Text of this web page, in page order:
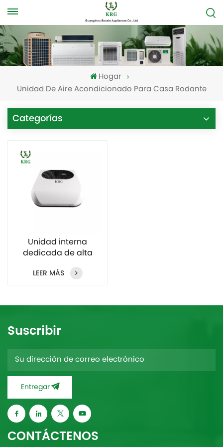
Hogar
Unidad De Aire Acondicionado Para Casa Rodante
Categorías
Unidad interna
dedicada de alta
calidad, segura y
confiable, aire
LEER MÁS
Suscribir
Entregar
CONTÁCTENOS